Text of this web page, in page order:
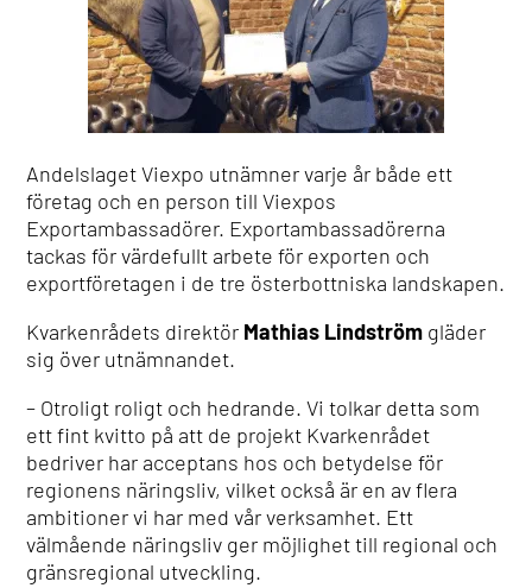
Andelslaget Viexpo utnämner varje år både ett
företag och en person till Viexpos
Exportambassadörer. Exportambassadörerna
tackas för värdefullt arbete för exporten och
exportföretagen i de tre österbottniska landskapen.
Kvarkenrådets direktör Mathias Lindström gläder
sig över utnämnandet.
– Otroligt roligt och hedrande. Vi tolkar detta som
ett fint kvitto på att de projekt Kvarkenrådet
bedriver har acceptans hos och betydelse för
regionens näringsliv, vilket också är en av flera
ambitioner vi har med vår verksamhet. Ett
välmående näringsliv ger möjlighet till regional och
gränsregional utveckling.